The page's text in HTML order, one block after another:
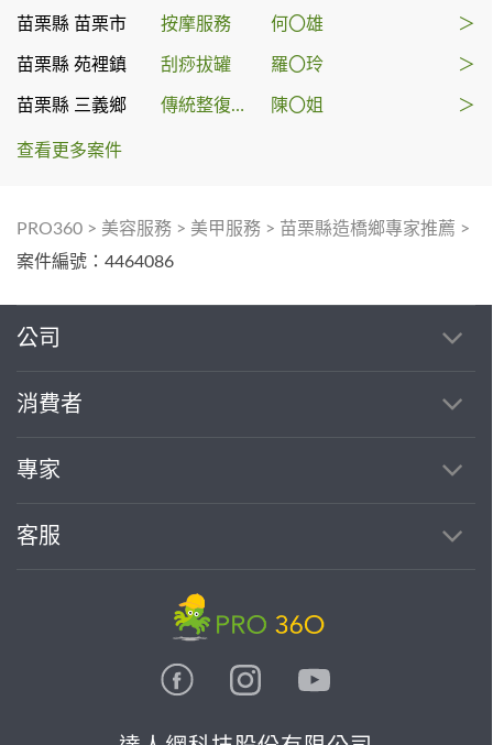
苗栗縣 苗栗市 按摩服務 何〇雄 ＞
苗栗縣 苑裡鎮 刮痧拔罐 羅〇玲 ＞
苗栗縣 三義鄉 傳統整復推拿 陳〇姐 ＞
查看更多案件
PRO360 > 美容服務 > 美甲服務 > 苗栗縣造橋鄉專家推薦 >
案件編號：4464086
公司
消費者
專家
客服